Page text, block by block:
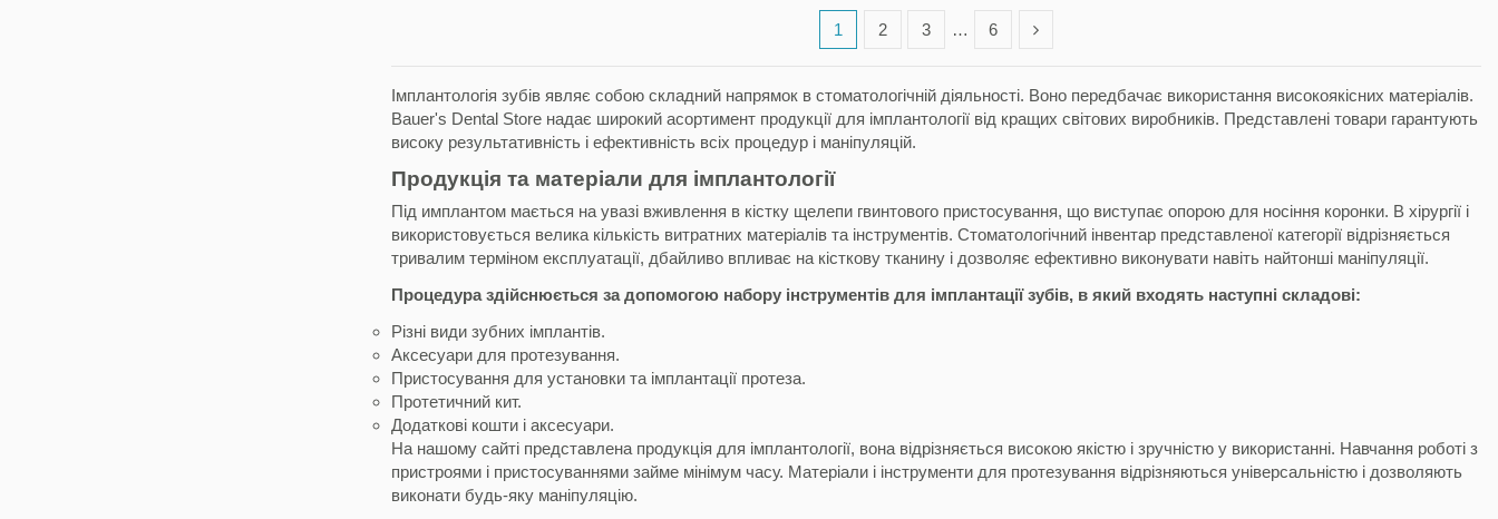
1 2 3 … 6
Імплантологія зубів являє собою складний напрямок в стоматологічній діяльності. Воно передбачає використання високоякісних матеріалів.
Bauer's Dental Store надає широкий асортимент продукції для імплантології від кращих світових виробників. Представлені товари гарантують
високу результативність і ефективність всіх процедур і маніпуляцій.
Продукція та матеріали для імплантології
Під имплантом мається на увазі вживлення в кістку щелепи гвинтового пристосування, що виступає опорою для носіння коронки. В хірургії і
використовується велика кількість витратних матеріалів та інструментів. Стоматологічний інвентар представленої категорії відрізняється
тривалим терміном експлуатації, дбайливо впливає на кісткову тканину і дозволяє ефективно виконувати навіть найтонші маніпуляції.
Процедура здійснюється за допомогою набору інструментів для імплантації зубів, в який входять наступні складові:
Різні види зубних імплантів.
Аксесуари для протезування.
Пристосування для установки та імплантації протеза.
Протетичний кит.
Додаткові кошти і аксесуари.
На нашому сайті представлена ​​продукція для імплантології, вона відрізняється високою якістю і зручністю у використанні. Навчання роботі з
пристроями і пристосуваннями займе мінімум часу. Матеріали і інструменти для протезування відрізняються універсальністю і дозволяють
виконати будь-яку маніпуляцію.